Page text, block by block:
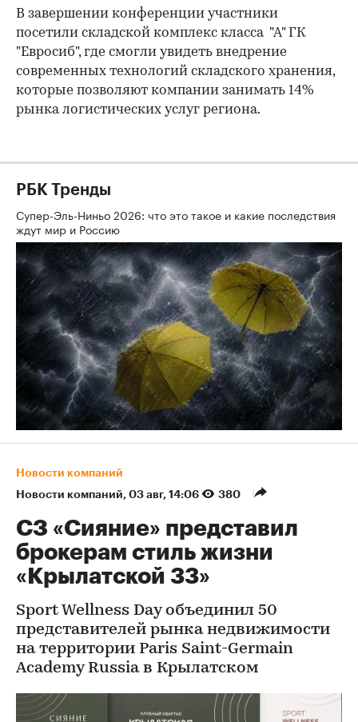
В завершении конференции участники
посетили складской комплекс класса "А" ГК
"Евросиб", где смогли увидеть внедрение
современных технологий складского хранения,
которые позволяют компании занимать 14%
рынка логистических услуг региона.
РБК Тренды
Супер-Эль-Ниньо 2026: что это такое и какие последствия
ждут мир и Россию
Новости компаний
Новости компаний⁠, 03 авг, 14:06 380
СЗ «Сияние» представил
брокерам стиль жизни
«Крылатской 33»
Sport Wellness Day объединил 50
представителей рынка недвижимости
на территории Paris Saint-Germain
Academy Russia в Крылатском